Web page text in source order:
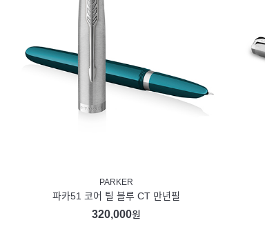
PARKER
파카51 코어 틸 블루 CT 만년필
320,000원